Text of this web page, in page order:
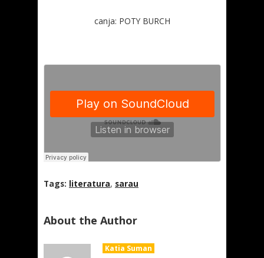
canja: POTY BURCH
Tags: literatura, sarau
About the Author
Katia Suman